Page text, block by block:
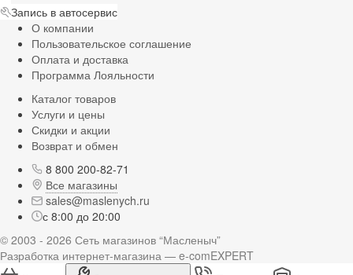
Запись в автосервис
О компании
Пользовательское соглашение
Оплата и доставка
Программа Лояльности
Каталог товаров
Услуги и цены
Скидки и акции
Возврат и обмен
8 800 200-82-71
Все магазины
sales@maslenych.ru
с 8:00 до 20:00
© 2003 - 2026 Сеть магазинов “Масленыч”
Разработка интернет-магазина — e-comEXPERT